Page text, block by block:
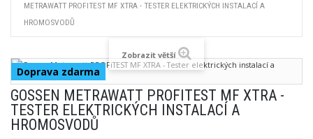
METRAWATT PROFITEST MF XTRA - TESTER ELEKTRICKÝCH INSTALACÍ A
HROMOSVODŮ
Doprava zdarma
Zobrazit větší
GOSSEN METRAWATT PROFITEST MF XTRA -
TESTER ELEKTRICKÝCH INSTALACÍ A
HROMOSVODŮ